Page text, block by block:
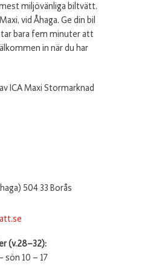
miljövänliga biltvätt.
vid Åhaga. Ge din bil
bara fem minuter att
in när du har
ICA Maxi Stormarknad
504 33 Borås
(v.28–32):
sön 10 – 17